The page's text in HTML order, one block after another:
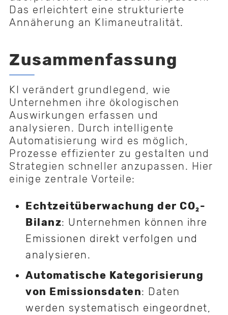
Das erleichtert eine strukturierte
Annäherung an Klimaneutralität.
Zusammenfassung
KI verändert grundlegend, wie
Unternehmen ihre ökologischen
Auswirkungen erfassen und
analysieren. Durch intelligente
Automatisierung wird es möglich,
Prozesse effizienter zu gestalten und
Strategien schneller anzupassen. Hier
einige zentrale Vorteile:
Echtzeitüberwachung der CO₂-
Bilanz: Unternehmen können ihre
Emissionen direkt verfolgen und
analysieren.
Automatische Kategorisierung
von Emissionsdaten: Daten
werden systematisch eingeordnet,